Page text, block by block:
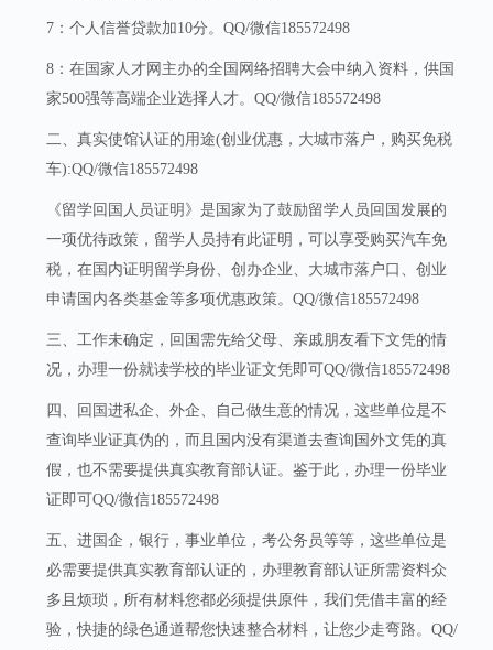
7：个人信誉贷款加10分。QQ/微信185572498
8：在国家人才网主办的全国网络招聘大会中纳入资料，供国
家500强等高端企业选择人才。QQ/微信185572498
二、真实使馆认证的用途(创业优惠，大城市落户，购买免税
车):QQ/微信185572498
《留学回国人员证明》是国家为了鼓励留学人员回国发展的
一项优待政策，留学人员持有此证明，可以享受购买汽车免
税，在国内证明留学身份、创办企业、大城市落户口、创业
申请国内各类基金等多项优惠政策。QQ/微信185572498
三、工作未确定，回国需先给父母、亲戚朋友看下文凭的情
况，办理一份就读学校的毕业证文凭即可QQ/微信185572498
四、回国进私企、外企、自己做生意的情况，这些单位是不
查询毕业证真伪的，而且国内没有渠道去查询国外文凭的真
假，也不需要提供真实教育部认证。鉴于此，办理一份毕业
证即可QQ/微信185572498
五、进国企，银行，事业单位，考公务员等等，这些单位是
必需要提供真实教育部认证的，办理教育部认证所需资料众
多且烦琐，所有材料您都必须提供原件，我们凭借丰富的经
验，快捷的绿色通道帮您快速整合材料，让您少走弯路。QQ/